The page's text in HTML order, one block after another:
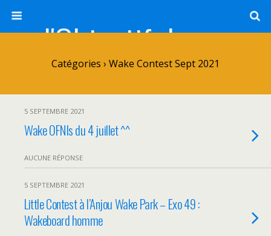
l'Objectif de Clairette
Catégories › Wake Contest Sept 2021
5 SEPTEMBRE 2021
Wake OFNIs du 4 juillet ^^
AUCUNE RÉPONSE
5 SEPTEMBRE 2021
Little Contest à l’Anjou Wake Park – Exo 49 :
Wakeboard homme